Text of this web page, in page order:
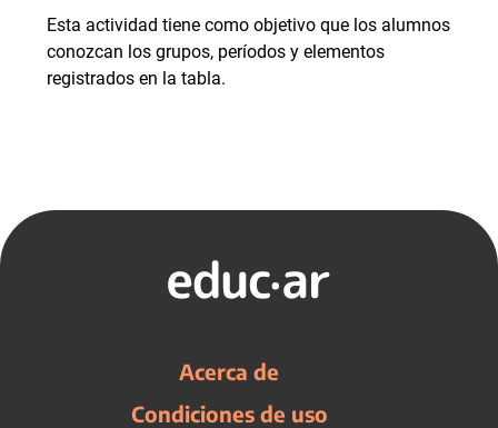
Esta actividad tiene como objetivo que los alumnos
conozcan los grupos, períodos y elementos
registrados en la tabla.
Acerca de
Condiciones de uso